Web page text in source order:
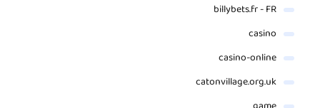
billybets.fr - FR
casino
casino-online
catonvillage.org.uk